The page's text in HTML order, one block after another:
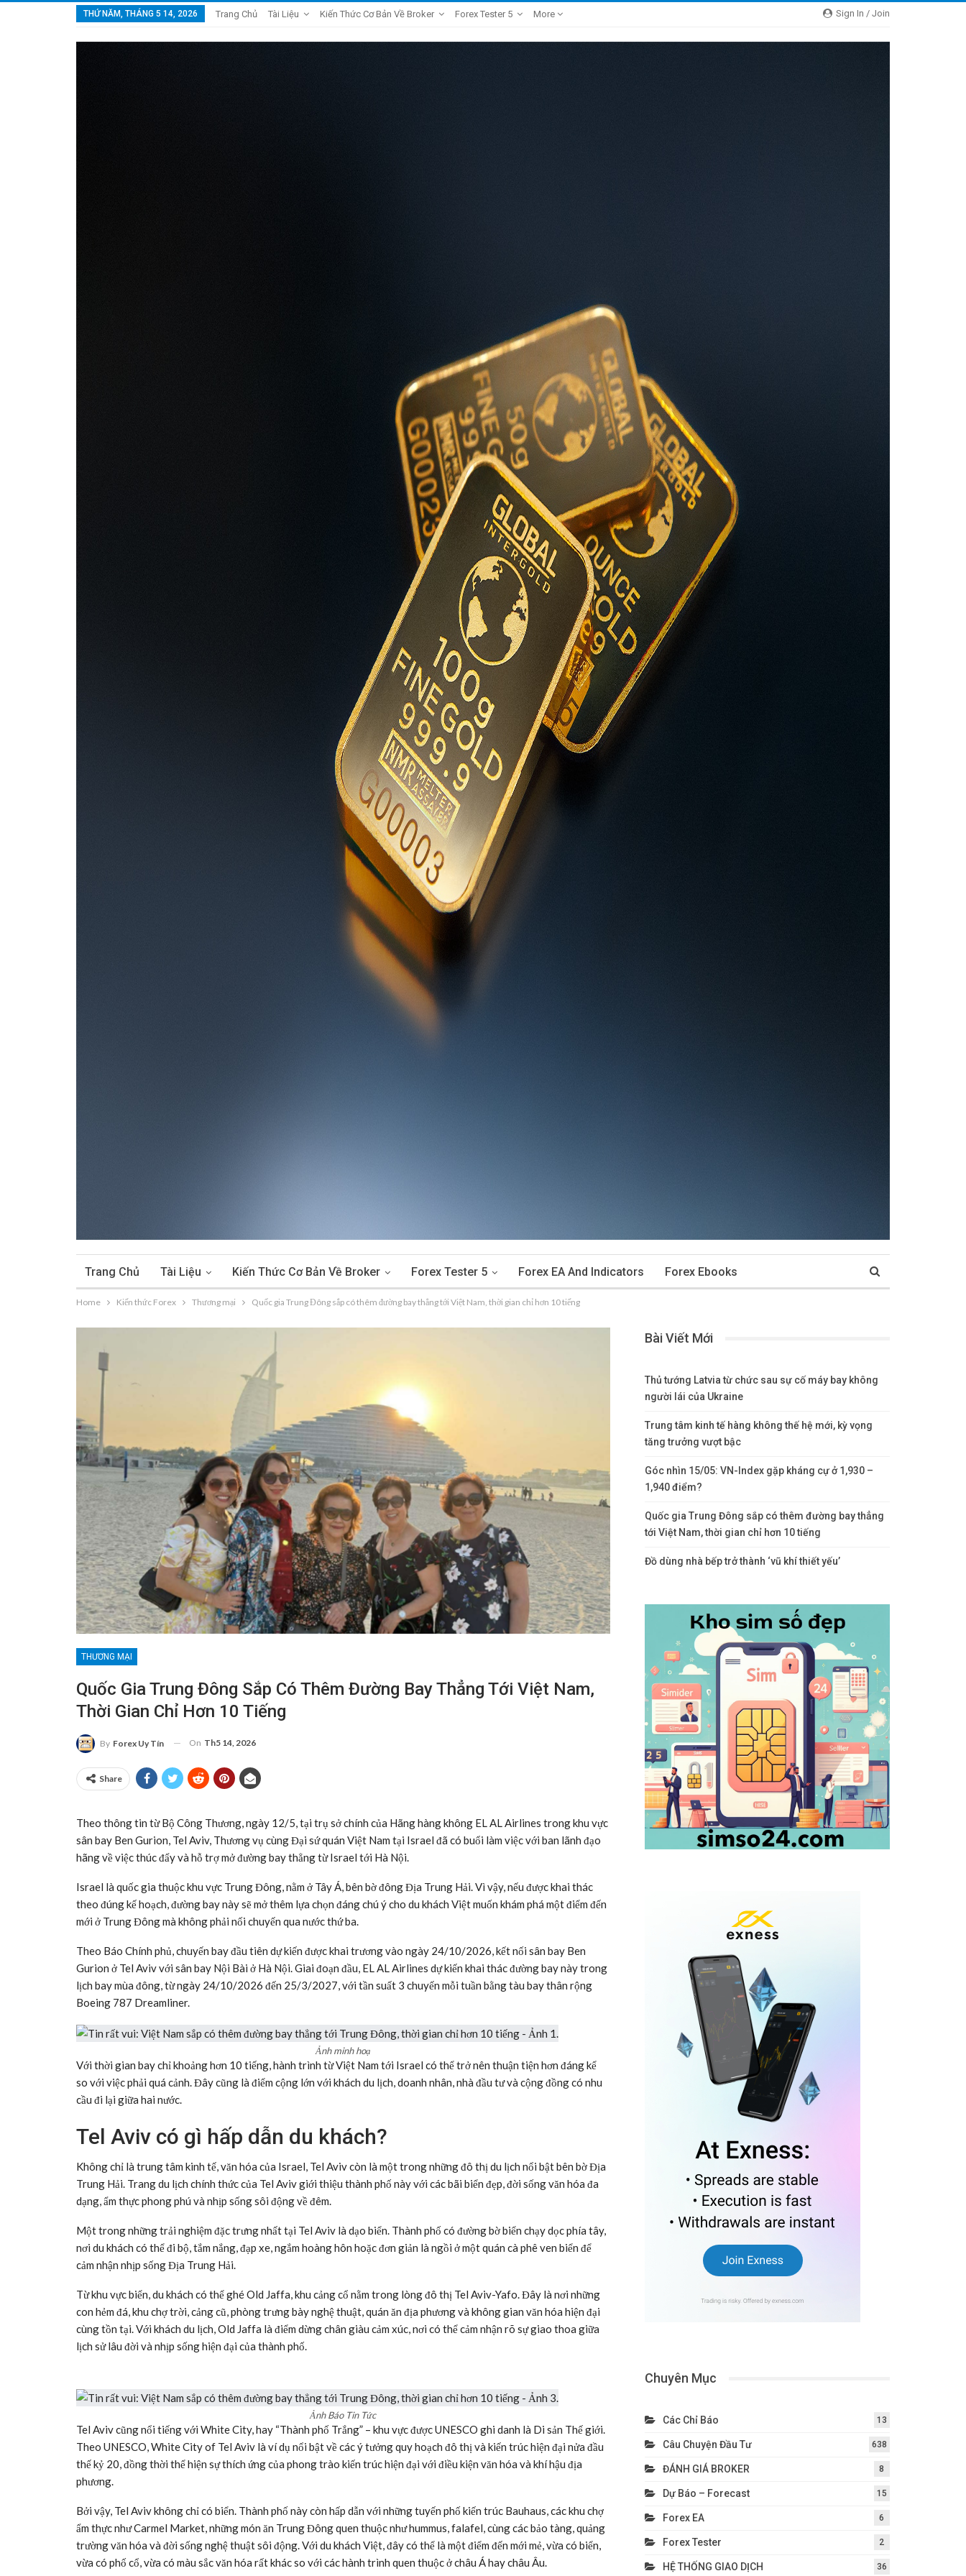
Sign In / Join
THỨ NĂM, THÁNG 5 14, 2026 Trang Chủ Tài Liệu Kiến Thức Cơ Bản Về Broker Forex Tester 5 More
Trang Chủ Tài Liệu Kiến Thức Cơ Bản Về Broker Forex Tester 5 Forex EA And Indicators Forex Ebooks
Home Kiến thức Forex Thương mại Quốc gia Trung Đông sắp có thêm đường bay thẳng tới Việt Nam, thời gian chỉ hơn 10 tiếng
THƯƠNG MẠI
Quốc Gia Trung Đông Sắp Có Thêm Đường Bay Thẳng Tới Việt Nam,
Thời Gian Chỉ Hơn 10 Tiếng
By Forex Uy Tín On Th5 14, 2026
Share
Theo thông tin từ Bộ Công Thương, ngày 12/5, tại trụ sở chính của Hãng hàng không EL AL Airlines trong khu vực
sân bay Ben Gurion, Tel Aviv, Thương vụ cùng Đại sứ quán Việt Nam tại Israel đã có buổi làm việc với ban lãnh đạo
hãng về việc thúc đẩy và hỗ trợ mở đường bay thẳng từ Israel tới Hà Nội.
Israel là quốc gia thuộc khu vực Trung Đông, nằm ở Tây Á, bên bờ đông Địa Trung Hải. Vì vậy, nếu được khai thác
theo đúng kế hoạch, đường bay này sẽ mở thêm lựa chọn đáng chú ý cho du khách Việt muốn khám phá một điểm đến
mới ở Trung Đông mà không phải nối chuyến qua nước thứ ba.
Theo Báo Chính phủ, chuyến bay đầu tiên dự kiến được khai trương vào ngày 24/10/2026, kết nối sân bay Ben
Gurion ở Tel Aviv với sân bay Nội Bài ở Hà Nội. Giai đoạn đầu, EL AL Airlines dự kiến khai thác đường bay này trong
lịch bay mùa đông, từ ngày 24/10/2026 đến 25/3/2027, với tần suất 3 chuyến mỗi tuần bằng tàu bay thân rộng
Boeing 787 Dreamliner.
Ảnh minh hoạ
Với thời gian bay chỉ khoảng hơn 10 tiếng, hành trình từ Việt Nam tới Israel có thể trở nên thuận tiện hơn đáng kể
so với việc phải quá cảnh. Đây cũng là điểm cộng lớn với khách du lịch, doanh nhân, nhà đầu tư và cộng đồng có nhu
cầu đi lại giữa hai nước.
Tel Aviv có gì hấp dẫn du khách?
Không chỉ là trung tâm kinh tế, văn hóa của Israel, Tel Aviv còn là một trong những đô thị du lịch nổi bật bên bờ Địa
Trung Hải. Trang du lịch chính thức của Tel Aviv giới thiệu thành phố này với các bãi biển đẹp, đời sống văn hóa đa
dạng, ẩm thực phong phú và nhịp sống sôi động về đêm.
Một trong những trải nghiệm đặc trưng nhất tại Tel Aviv là dạo biển. Thành phố có đường bờ biển chạy dọc phía tây,
nơi du khách có thể đi bộ, tắm nắng, đạp xe, ngắm hoàng hôn hoặc đơn giản là ngồi ở một quán cà phê ven biển để
cảm nhận nhịp sống Địa Trung Hải.
Từ khu vực biển, du khách có thể ghé Old Jaffa, khu cảng cổ nằm trong lòng đô thị Tel Aviv-Yafo. Đây là nơi những
con hẻm đá, khu chợ trời, cảng cũ, phòng trưng bày nghệ thuật, quán ăn địa phương và không gian văn hóa hiện đại
cùng tồn tại. Với khách du lịch, Old Jaffa là điểm dừng chân giàu cảm xúc, nơi có thể cảm nhận rõ sự giao thoa giữa
lịch sử lâu đời và nhịp sống hiện đại của thành phố.
Bài Viết Mới
Thủ tướng Latvia từ chức sau sự cố máy bay không
người lái của Ukraine
Trung tâm kinh tế hàng không thế hệ mới, kỳ vọng
tăng trưởng vượt bậc
Góc nhìn 15/05: VN-Index gặp kháng cự ở 1,930 –
1,940 điểm?
Quốc gia Trung Đông sắp có thêm đường bay thẳng
tới Việt Nam, thời gian chỉ hơn 10 tiếng
Đồ dùng nhà bếp trở thành ‘vũ khí thiết yếu’
Chuyên Mục
Các Chỉ Báo 13
Câu Chuyện Đầu Tư 638
ĐÁNH GIÁ BROKER 8
Dự Báo – Forecast 15
Forex EA 6
Forex Tester 2
HỆ THỐNG GIAO DỊCH 36